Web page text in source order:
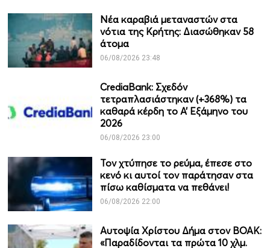
Νέα καραβιά μεταναστών στα
νότια της Κρήτης: Διασώθηκαν 58
άτομα
06/08/2026 23:48
CrediaBank: Σχεδόν
τετραπλασιάστηκαν (+368%) τα
καθαρά κέρδη το Α’ Εξάμηνο του
2026
06/08/2026 23:00
Τον χτύπησε το ρεύμα, έπεσε στο
κενό κι αυτοί τον παράτησαν στα
πίσω καθίσματα να πεθάνει!
06/08/2026 22:00
Αυτοψία Χρίστου Δήμα στον ΒΟΑΚ:
«Παραδίδονται τα πρώτα 10 χλμ.